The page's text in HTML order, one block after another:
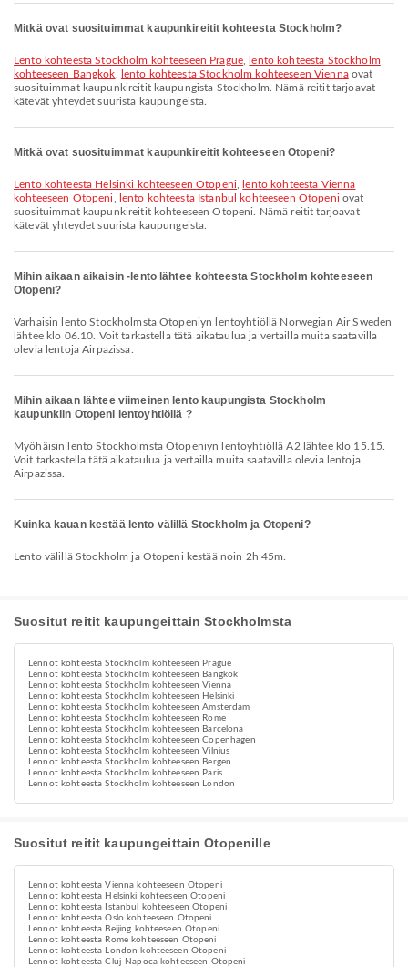
Mitkä ovat suosituimmat kaupunkireitit kohteesta Stockholm?
lento kohteesta Stockholm kohteeseen Prague
lento kohteesta Stockholm
kohteeseen Bangkok
lento kohteesta Stockholm kohteeseen Viennaovat
suosituimmat kaupunkireitit kaupungista Stockholm. Nämä reitit tarjoavat
kätevät yhteydet suurista kaupungeista.
Mitkä ovat suosituimmat kaupunkireitit kohteeseen Otopeni?
lento kohteesta Helsinki kohteeseen Otopeni
lento kohteesta Vienna
kohteeseen Otopeni
lento kohteesta Istanbul kohteeseen Otopeni ovat
suosituimmat kaupunkireitit kohteeseen Otopeni. Nämä reitit tarjoavat
kätevät yhteydet suurista kaupungeista.
Mihin aikaan aikaisin -lento lähtee kohteesta Stockholm kohteeseen
Otopeni?
Varhaisin lento Stockholmsta Otopeniyn lentoyhtiöllä Norwegian Air Sweden
lähtee klo 06.10. Voit tarkastella tätä aikataulua ja vertailla muita saatavilla
olevia lentoja Airpazissa.
Mihin aikaan lähtee viimeinen lento kaupungista Stockholm
kaupunkiin Otopeni lentoyhtiöllä ?
Myöhäisin lento Stockholmsta Otopeniyn lentoyhtiöllä A2 lähtee klo 15.15.
Voit tarkastella tätä aikataulua ja vertailla muita saatavilla olevia lentoja
Airpazissa.
Kuinka kauan kestää lento välillä Stockholm ja Otopeni?
Lento välillä Stockholm ja Otopeni kestää noin 2h 45m.
Suositut reitit kaupungeittain Stockholmsta
Lennot kohteesta Stockholm kohteeseen Prague
Lennot kohteesta Stockholm kohteeseen Bangkok
Lennot kohteesta Stockholm kohteeseen Vienna
Lennot kohteesta Stockholm kohteeseen Helsinki
Lennot kohteesta Stockholm kohteeseen Amsterdam
Lennot kohteesta Stockholm kohteeseen Rome
Lennot kohteesta Stockholm kohteeseen Barcelona
Lennot kohteesta Stockholm kohteeseen Copenhagen
Lennot kohteesta Stockholm kohteeseen Vilnius
Lennot kohteesta Stockholm kohteeseen Bergen
Lennot kohteesta Stockholm kohteeseen Paris
Lennot kohteesta Stockholm kohteeseen London
Suositut reitit kaupungeittain Otopenille
Lennot kohteesta Vienna kohteeseen Otopeni
Lennot kohteesta Helsinki kohteeseen Otopeni
Lennot kohteesta Istanbul kohteeseen Otopeni
Lennot kohteesta Oslo kohteeseen Otopeni
Lennot kohteesta Beijing kohteeseen Otopeni
Lennot kohteesta Rome kohteeseen Otopeni
Lennot kohteesta London kohteeseen Otopeni
Lennot kohteesta Cluj-Napoca kohteeseen Otopeni